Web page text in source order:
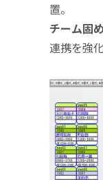
置。
チーム固め
連携を強化